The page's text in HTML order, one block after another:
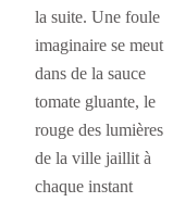
la suite. Une foule
imaginaire se meut
dans de la sauce
tomate gluante, le
rouge des lumières
de la ville jaillit à
chaque instant